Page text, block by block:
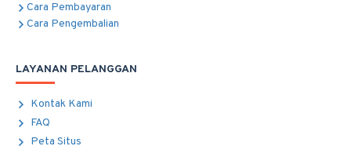
Cara Pembayaran
Cara Pengembalian
LAYANAN PELANGGAN
Kontak Kami
FAQ
Peta Situs